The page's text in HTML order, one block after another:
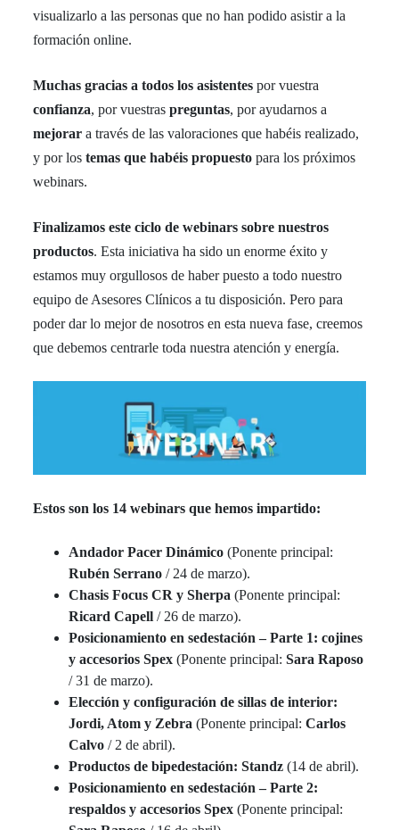
visualizarlo a las personas que no han podido asistir a la
formación online.
Muchas gracias a todos los asistentes por vuestra
confianza, por vuestraspreguntas, por ayudarnos a
mejorar a través de las valoraciones que habéis realizado,
y por lostemas que habéis propuesto para los próximos
webinars.
Finalizamos este ciclo de webinars sobre nuestros
productos. Esta iniciativa ha sido un enorme éxito y
estamos muy orgullosos de haber puesto a todo nuestro
equipo de Asesores Clínicos a tu disposición. Pero para
poder dar lo mejor de nosotros en esta nueva fase, creemos
que debemos centrarle toda nuestra atención y energía.
Estos son los 14 webinars que hemos impartido:
Andador Pacer Dinámico (Ponente principal:
Rubén Serrano / 24 de marzo).
Chasis Focus CR y Sherpa(Ponente principal:
Ricard Capell / 26 de marzo).
Posicionamiento en sedestación – Parte 1: cojines
y accesorios Spex(Ponente principal:Sara Raposo
/ 31 de marzo).
Elección y configuración de sillas de interior:
Jordi, Atom y Zebra(Ponente principal:Carlos
Calvo / 2 de abril).
Productos de bipedestación: Standz(14 de abril).
Posicionamiento en sedestación – Parte 2:
respaldos y accesorios Spex(Ponente principal: